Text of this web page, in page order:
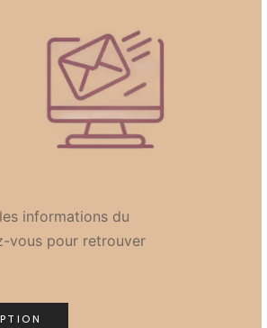
informations du
vous pour retrouver